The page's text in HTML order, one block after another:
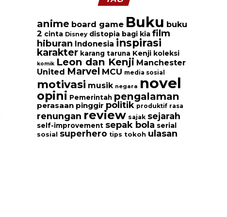
anime board game Buku buku
2 cinta Disney distopia bagi kia film
hiburan Indonesia inspirasi
karakter karang taruna Kenji koleksi
komik Leon dan Kenji Manchester
United Marvel MCU media sosial
motivasi musik negara novel
opini Pemerintah pengalaman
perasaan pinggir politik produktif rasa
renungan review sajak sejarah
self-improvement sepak bola serial
sosial superhero tips tokoh ulasan